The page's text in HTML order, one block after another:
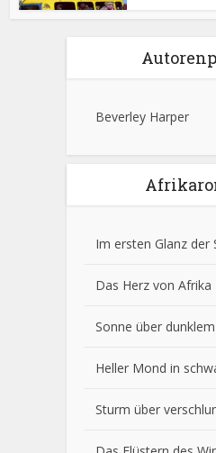
Beverley Harper
Im ersten Glanz der
Das Herz von Afrika
Sonne über
Heller Mond in
Sturm über